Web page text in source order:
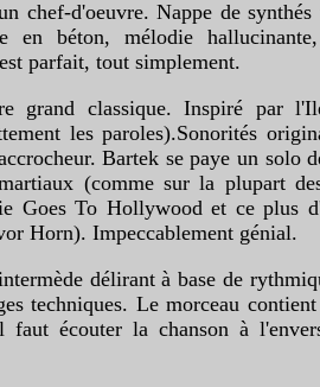
chef-d'oeuvre. Nappe de
béton, mélodie
parfait, tout simplement.
grand classique. Inspiré par
les paroles).Sonorités
Bartek se paye un solo
(comme sur la plupart
Goes To Hollywood et ce plus
Horn). Impeccablement génial.
délirant à base de
techniques. Le morceau
écouter la chanson à